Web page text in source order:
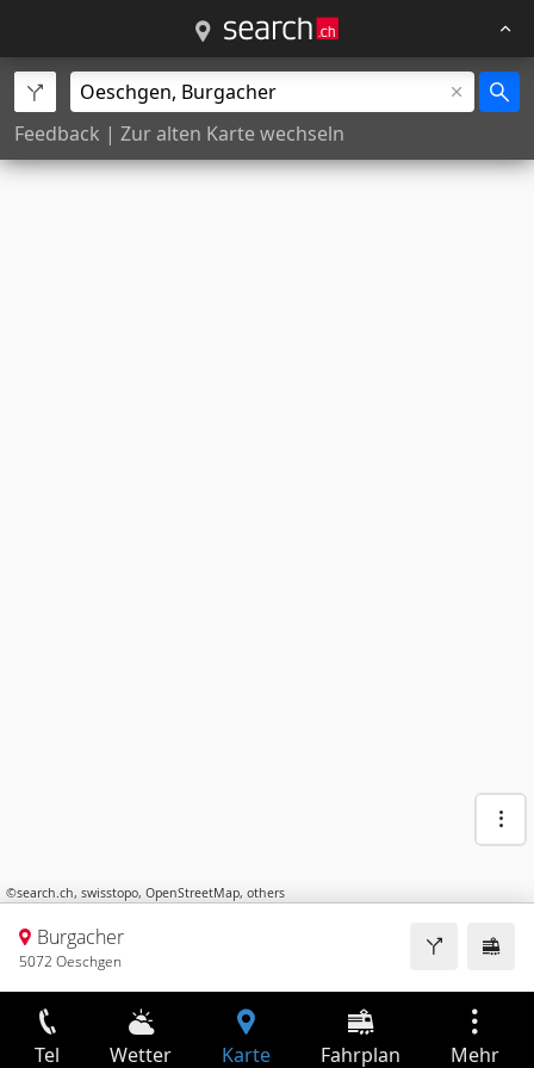
Feedback | Zur alten Karte wechseln
©search.ch, swisstopo, OpenStreetMap, others
Burgacher
5072 Oeschgen
Tel Wetter Karte Fahrplan Mehr